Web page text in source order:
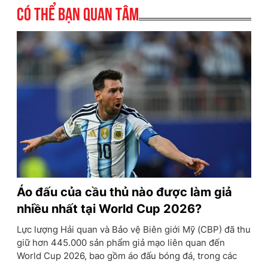
Có thể bạn quan tâm
Áo đấu của cầu thủ nào được làm giả
nhiều nhất tại World Cup 2026?
Lực lượng Hải quan và Bảo vệ Biên giới Mỹ (CBP) đã thu
giữ hơn 445.000 sản phẩm giả mạo liên quan đến
World Cup 2026, bao gồm áo đấu bóng đá, trong các